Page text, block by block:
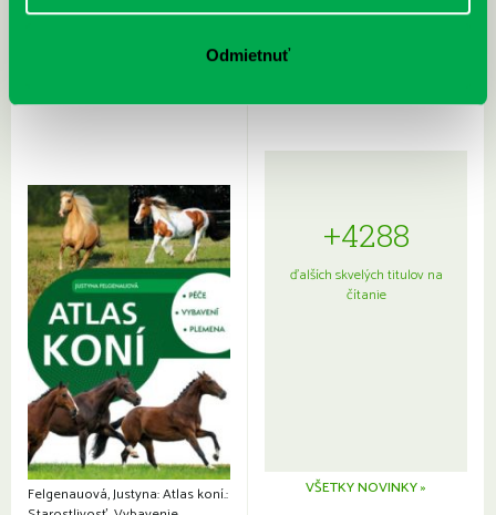
Odmietnuť
Rudź, Przemyslaw: Atlas hviezd:
Hardy, Paula: Japonsko na tanieri:
japonskou kuchyňou a etiketou
Felgenauová, Justyna: Atlas koní.:
+4288
ďalších skvelých titulov na
čítanie
VŠETKY NOVINKY »